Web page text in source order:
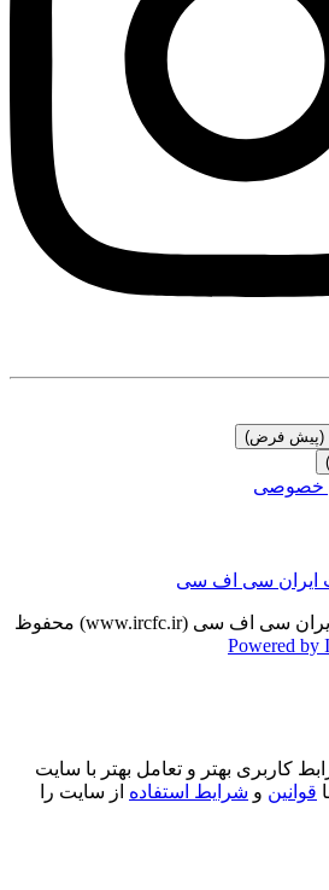
(پیش فرض)
خصوصی
ایران سی اف سی
تمامی حقوق برای سایت ایران سی اف سی (www.ircfc.ir) محفوظ
Powered by
کاربری بهتر و تعامل بهتر با سایت
قوانین و شرایط استفاده از سایت را